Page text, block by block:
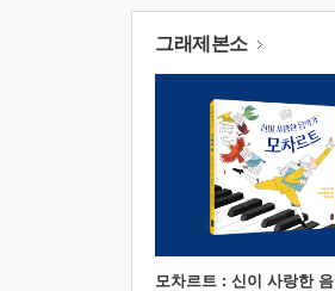
그래제본소
모차르트 : 신이 사랑한